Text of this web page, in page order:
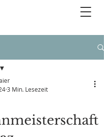
3 Min. Lesezeit